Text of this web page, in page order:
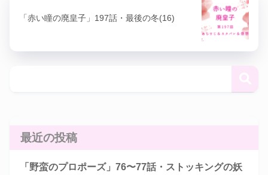
「赤い瞳の廃皇子」197話・最後の冬(16)
最近の投稿
「野蛮のプロポーズ」76〜77話・ストッキングの妖